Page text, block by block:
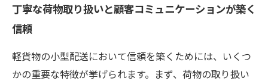
丁寧な荷物取り扱いと顧客コミュニケーションが築く
信頼
軽貨物の小型配送において信頼を築くためには、いくつ
かの重要な特徴が挙げられます。まず、荷物の取り扱い